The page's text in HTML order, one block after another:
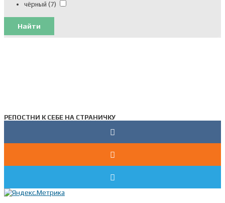
чёрный (7)
Найти
РЕПОСТНИ К СЕБЕ НА СТРАНИЧКУ